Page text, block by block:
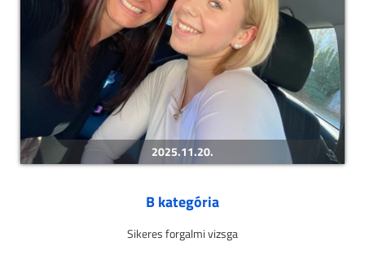
2025.11.20.
B kategória
Sikeres forgalmi vizsga